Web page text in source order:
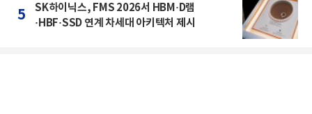
5
SK하이닉스, FMS 2026서 HBM·D램
·HBF·SSD 연계 차세대 아키텍처 제시